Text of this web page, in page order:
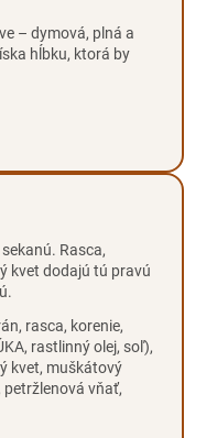
– dymová, plná a
hĺbku, ktorá by
Rasca,
kvet dodajú tú pravú
rasca, korenie,
rastlinný olej, soľ),
kvet, muškátový
petržlenová vňať,